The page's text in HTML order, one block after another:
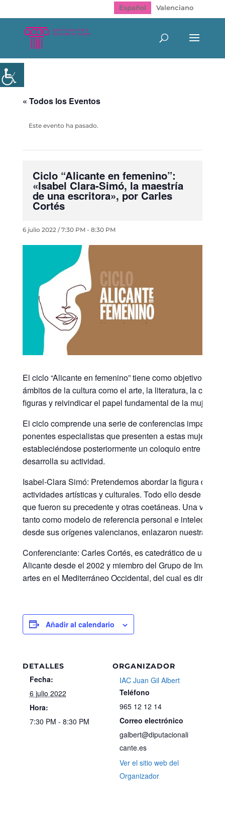
Español Valenciano
« Todos los Eventos
Este evento ha pasado.
Ciclo “Alicante en femenino”:
«Isabel Clara-Simó, la maestría
de una escritora», por Carles
Cortés
6 julio 2022 / 7:30 PM- 8:30 PM
El ciclo “Alicante en femenino” tiene como objetivo dar
ámbitos de la cultura como el arte, la literatura, la
figuras y reivindicar el papel fundamental de la mujer en
El ciclo comprende una serie de conferencias
ponentes especialistas que presenten a estas mujeres
estableciéndose posteriormente un coloquio entre
desarrolla su actividad.
Isabel-Clara Simó: Pretendemos abordar la figura de la
actividades artísticas y culturales. Todo ello desde el
que fueron su precedente y otras coetáneas. Una vez
tanto como modelo de referencia personal e
desde sus orígenes valencianos, enlazaron nuestra
Conferenciante: Carles Cortés, es catedrático de
Alicante desde el 2002 y miembro del Grupo de
artes en el Mediterráneo Occidental, del cual es
Añadir al calendario
DETALLES
Fecha:
6 julio 2022
Hora:
7:30 PM - 8:30 PM
ORGANIZADOR
IAC Juan Gil Albert
Teléfono
965 12 12 14
Correo electrónico
galbert@diputacionali
cante.es
Ver el sitio web del
Organizador